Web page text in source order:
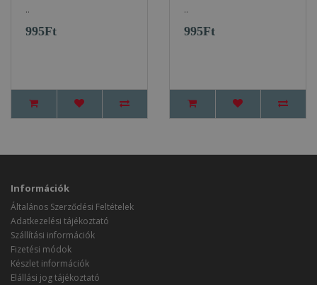
..
995Ft
..
995Ft
Információk
Általános Szerződési Feltételek
Adatkezelési tájékoztató
Szállítási információk
Fizetési módok
Készlet információk
Elállási jog tájékoztató